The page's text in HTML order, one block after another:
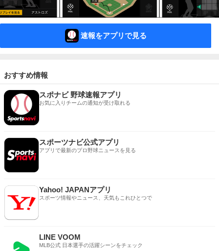
速報をアプリで見る
おすすめ情報
スポナビ 野球速報アプリ
お気に入りチームの通知が受け取れる
スポーツナビ公式アプリ
アプリで最新のプロ野球ニュースを見る
Yahoo! JAPANアプリ
スポーツ情報やニュース、天気もこれひとつで
LINE VOOM
MLB公式 日本選手の活躍シーンをチェック